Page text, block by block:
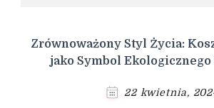
Zrównoważony Styl Życia:
jako Symbol Ekologicznego
22 kwietnia,